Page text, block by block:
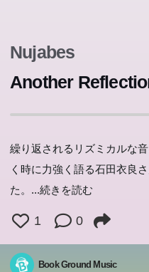
Nujabes
Another
繰り返されるリズミカルな
く時に力強く語る石田衣良
た。 ...続きを読む
1 0
Book Ground Music